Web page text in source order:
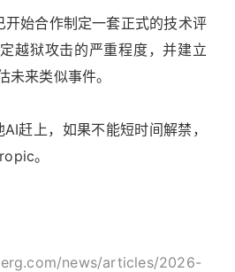
始合作制定一套正式的技术评
越狱攻击的严重程度，并建立
未来类似事件。
赶上，如果不能短时间解禁，
。
news/articles/2026-